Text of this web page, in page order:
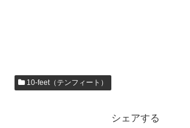
10-feet（テンフィート）
シェアする